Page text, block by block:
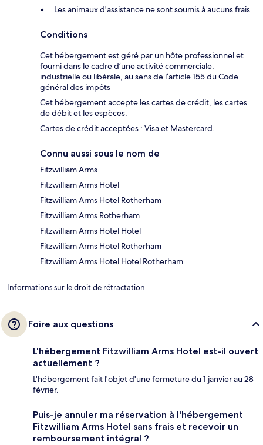
Les animaux d'assistance ne sont soumis à aucuns frais
Conditions
Cet hébergement est géré par un hôte professionnel et
fourni dans le cadre d’une activité commerciale,
industrielle ou libérale, au sens de l’article 155 du Code
général des impôts
Cet hébergement accepte les cartes de crédit, les cartes
de débit et les espèces.
Cartes de crédit acceptées : Visa et Mastercard.
Connu aussi sous le nom de
Fitzwilliam Arms
Fitzwilliam Arms Hotel
Fitzwilliam Arms Hotel Rotherham
Fitzwilliam Arms Rotherham
Fitzwilliam Arms Hotel Hotel
Fitzwilliam Arms Hotel Rotherham
Fitzwilliam Arms Hotel Hotel Rotherham
Informations sur le droit de rétractation
Foire aux questions
L'hébergement Fitzwilliam Arms Hotel est-il ouvert
actuellement ?
L'hébergement fait l'objet d'une fermeture du 1 janvier au 28
février.
Puis-je annuler ma réservation à l'hébergement
Fitzwilliam Arms Hotel sans frais et recevoir un
remboursement intégral ?